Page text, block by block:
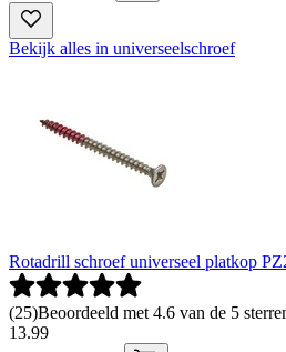
Bekijk alles in universeelschroef
Rotadrill schroef universeel platkop
(25)Beoordeeld met 4.6 van de 5
13.99